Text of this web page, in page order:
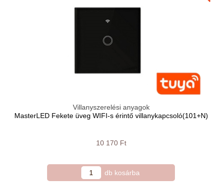
Villanyszerelési anyagok
MasterLED Fekete üveg WIFI-s érintő villanykapcsoló(101+N)
10 170 Ft